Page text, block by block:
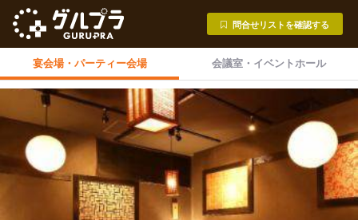
問合せリストを確認する
宴会場・ パーティー会場 会議室・ イベントホール